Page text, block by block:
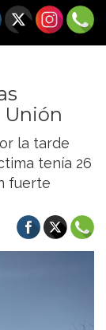
Unión
la tarde
tenía 26
fuerte